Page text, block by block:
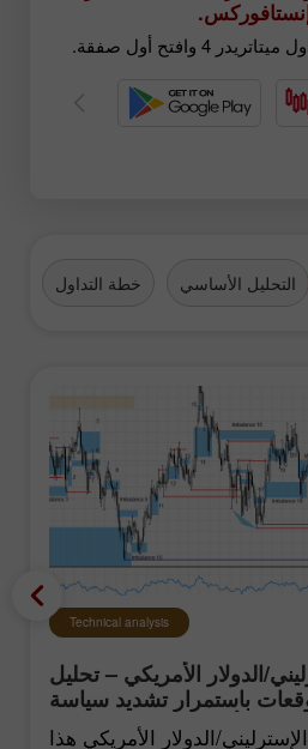
4 وافتح أول صفقة.
التحليل الأساسي خطة التداول
Technical analysis
الدولار الأمريكي – تحليل
باستمرار تشديد سياسة
الأميركي تبقى منخفضة
الدولار الأمريكي هذا